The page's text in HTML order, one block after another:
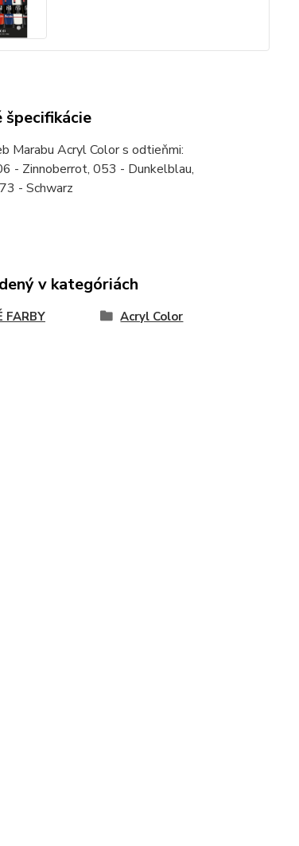
Marabu Acryl Color s odtieňmi:
- Zinnoberrot, 053 - Dunkelblau,
- Schwarz
v kategóriách
FARBY Acryl Color